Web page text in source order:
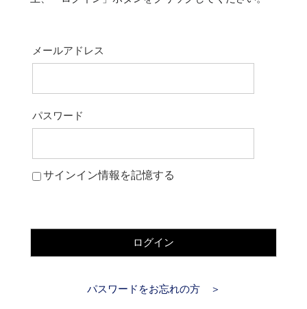
メールアドレス
パスワード
サインイン情報を記憶する
ログイン
パスワードをお忘れの方 ＞